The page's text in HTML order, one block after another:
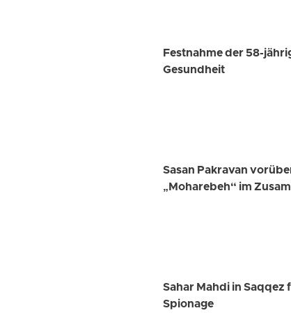
Festnahme der 58-
Gesundheit
Sasan Pakravan
„Moharebeh“ im
Sahar Mahdi in
Spionage